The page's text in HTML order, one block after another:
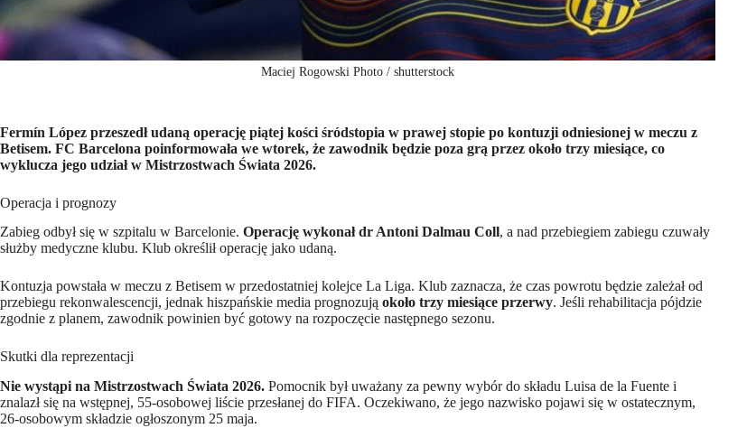
Maciej Rogowski Photo / shutterstock
Fermín López przeszedł udaną operację piątej kości śródstopia w prawej stopie po kontuzji odniesionej w meczu z
Betisem. FC Barcelona poinformowała we wtorek, że zawodnik będzie poza grą przez około trzy miesiące, co
wyklucza jego udział w Mistrzostwach Świata 2026.
Operacja i prognozy
Zabieg odbył się w szpitalu w Barcelonie. Operację wykonał dr Antoni Dalmau Coll, a nad przebiegiem zabiegu czuwały
służby medyczne klubu. Klub określił operację jako udaną.
Kontuzja powstała w meczu z Betisem w przedostatniej kolejce La Liga. Klub zaznacza, że czas powrotu będzie zależał od
przebiegu rekonwalescencji, jednak hiszpańskie media prognozują około trzy miesiące przerwy. Jeśli rehabilitacja pójdzie
zgodnie z planem, zawodnik powinien być gotowy na rozpoczęcie następnego sezonu.
Skutki dla reprezentacji
Nie wystąpi na Mistrzostwach Świata 2026. Pomocnik był uważany za pewny wybór do składu Luisa de la Fuente i
znalazł się na wstępnej, 55-osobowej liście przesłanej do FIFA. Oczekiwano, że jego nazwisko pojawi się w ostatecznym,
26-osobowym składzie ogłoszonym 25 maja.